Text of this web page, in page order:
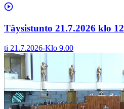
Täysistunto 21.7.2026 klo 12
ti 21.7.2026-Klo 9.00